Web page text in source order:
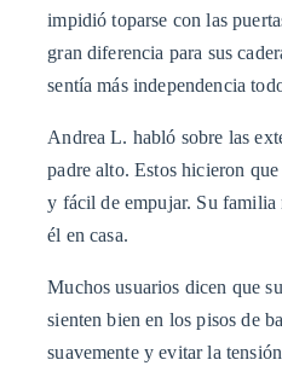
impidió toparse con las
gran diferencia para sus
sentía más independencia
Andrea L. habló sobre las
padre alto. Estos hicieron
y fácil de empujar. Su familia
él en casa.
Muchos usuarios dicen que
sienten bien en los pisos de
suavemente y evitar la